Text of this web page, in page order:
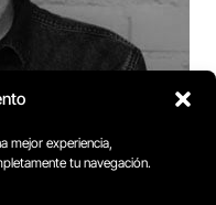
mejor experiencia,
tu navegación.